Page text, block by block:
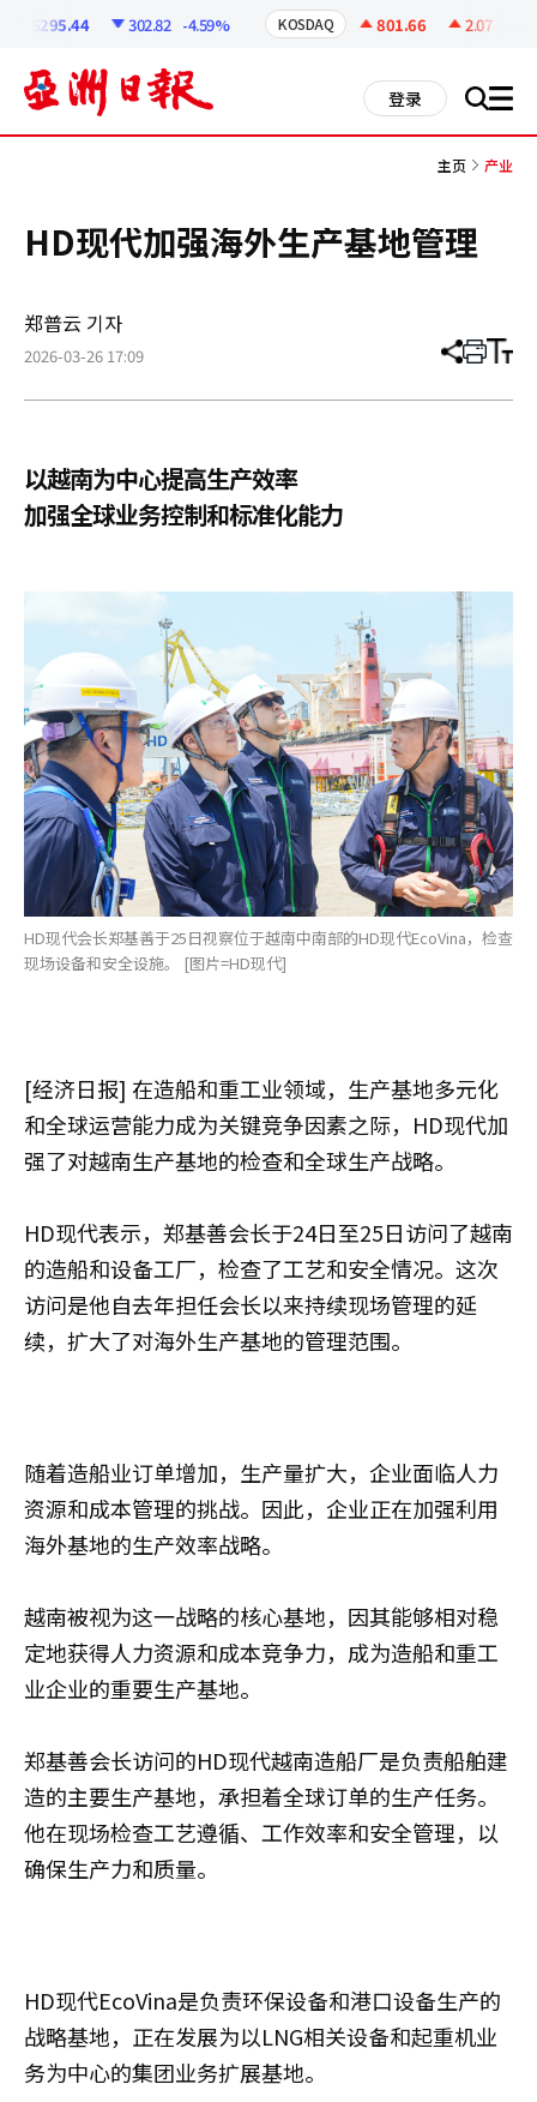
6295.44 302.82 -4.59% KOSDAQ 801.66 2.07
登录 搜 all
主页 产业
HD现代加强海外生产基地管理
郑普云 기자
2026-03-26 17:09 分
章
打 调
小
以越南为中心提高生产效率
加强全球业务控制和标准化能力
HD现代会长郑基善于25日视察位于越南中南部的HD现代EcoVina，检查
现场设备和安全设施。 [图片=HD现代]
[经济日报] 在造船和重工业领域，生产基地多元化
和全球运营能力成为关键竞争因素之际，HD现代加
强了对越南生产基地的检查和全球生产战略。
HD现代表示，郑基善会长于24日至25日访问了越南
的造船和设备工厂，检查了工艺和安全情况。这次
访问是他自去年担任会长以来持续现场管理的延
续，扩大了对海外生产基地的管理范围。
随着造船业订单增加，生产量扩大，企业面临人力
资源和成本管理的挑战。因此，企业正在加强利用
海外基地的生产效率战略。
越南被视为这一战略的核心基地，因其能够相对稳
定地获得人力资源和成本竞争力，成为造船和重工
业企业的重要生产基地。
郑基善会长访问的HD现代越南造船厂是负责船舶建
造的主要生产基地，承担着全球订单的生产任务。
他在现场检查工艺遵循、工作效率和安全管理，以
确保生产力和质量。
HD现代EcoVina是负责环保设备和港口设备生产的
战略基地，正在发展为以LNG相关设备和起重机业
务为中心的集团业务扩展基地。